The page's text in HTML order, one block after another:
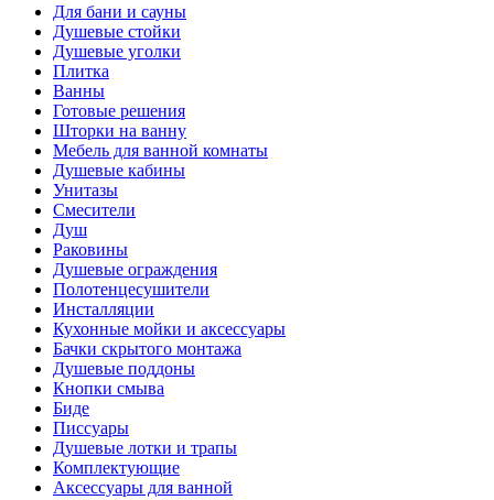
Для бани и сауны
Душевые стойки
Душевые уголки
Плитка
Ванны
Готовые решения
Шторки на ванну
Мебель для ванной комнаты
Душевые кабины
Унитазы
Смесители
Душ
Раковины
Душевые ограждения
Полотенцесушители
Инсталляции
Кухонные мойки и аксессуары
Бачки скрытого монтажа
Душевые поддоны
Кнопки смыва
Биде
Писсуары
Душевые лотки и трапы
Комплектующие
Аксессуары для ванной